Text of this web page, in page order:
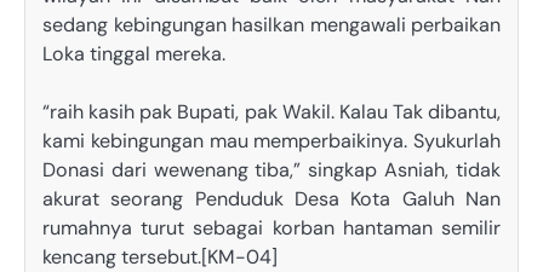
sedang kebingungan hasilkan mengawali perbaikan
Loka tinggal mereka.
“raih kasih pak Bupati, pak Wakil. Kalau Tak dibantu,
kami kebingungan mau memperbaikinya. Syukurlah
Donasi dari wewenang tiba,” singkap Asniah, tidak
akurat seorang Penduduk Desa Kota Galuh Nan
rumahnya turut sebagai korban hantaman semilir
kencang tersebut.[KM-04]